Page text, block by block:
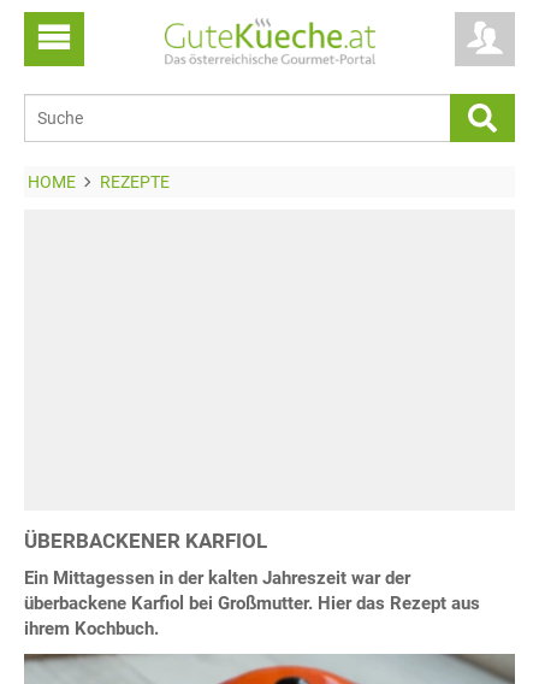
HOME REZEPTE
ÜBERBACKENER KARFIOL
Ein Mittagessen in der kalten Jahreszeit war der
überbackene Karfiol bei Großmutter. Hier das Rezept aus
ihrem Kochbuch.